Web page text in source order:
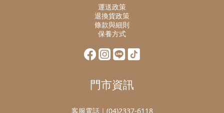
運送政策
退換貨政策
條款與細則
保養方式
門市資訊
客服電話｜(04)2337-6118